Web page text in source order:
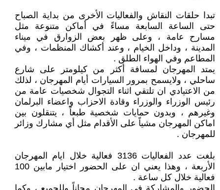
تبدا حلقات النقاش والفعاليات الأخرى من بداية الصباح
حتى الساعة السابعة مساءً في أماكن متنوعة مثل
مسارح عامة ، وعلى ظهر بعض الزوارق في ميناء
المدينة ، وداخل الخيام ، وعند أكشاك المنظمات ، وفي
المطاعم وفي الهواء الطلق .
يمتد المهرجان لمسافة أكثر من كيلومتر على شارع
ساحلي ، ولايسمح بمرور السيارات أيام المهرجان ، لذلك
من الاعتيادي ان تلتقي اثناء التجوال شخصيات عامة من
رئيس الوزراء والوزراء وقادة الاحزاب واعضاء البرلمان
وغيرهم ، وبدون حمايات شخصية طبعاً ، يتنقلون بين
اماكن المهرجان مشياً على الأقدام مثل أي مشارك وزائر
للمهرجان .
بلغت عدد الفعاليات 3136 فعالية خلال ايام المهرجان
الأربعة ، وهذا يعني ان على الحضور اختيار مابين 100
فعالية خلال كل ساعة .